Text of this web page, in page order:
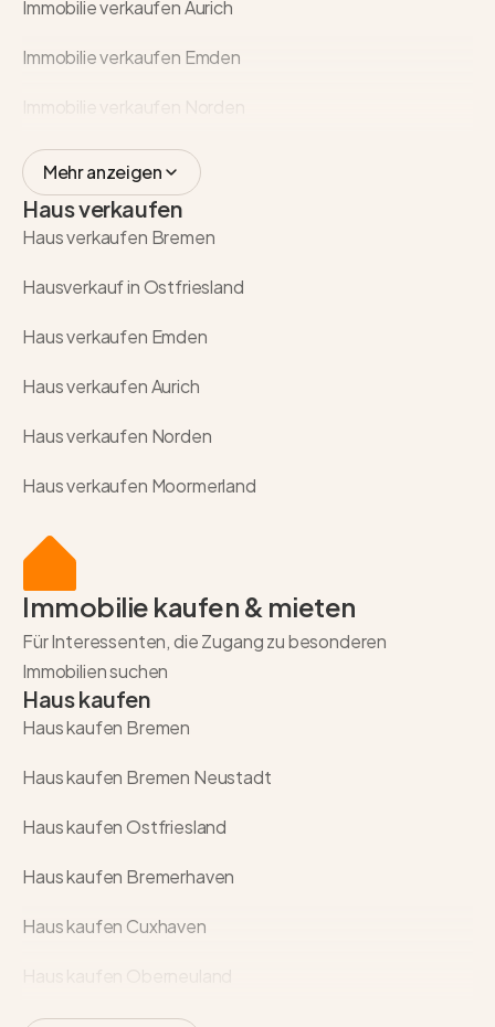
Immobilie verkaufen Aurich
Immobilie verkaufen Emden
Mehr anzeigen
Haus verkaufen
Haus verkaufen Bremen
Hausverkauf in Ostfriesland
Haus verkaufen Emden
Haus verkaufen Aurich
Haus verkaufen Norden
Haus verkaufen Moormerland
Immobilie kaufen & mieten
Für Interessenten, die Zugang zu besonderen
Immobilien suchen
Haus kaufen
Haus kaufen Bremen
Haus kaufen Bremen Neustadt
Haus kaufen Ostfriesland
Haus kaufen Bremerhaven
Haus kaufen Cuxhaven